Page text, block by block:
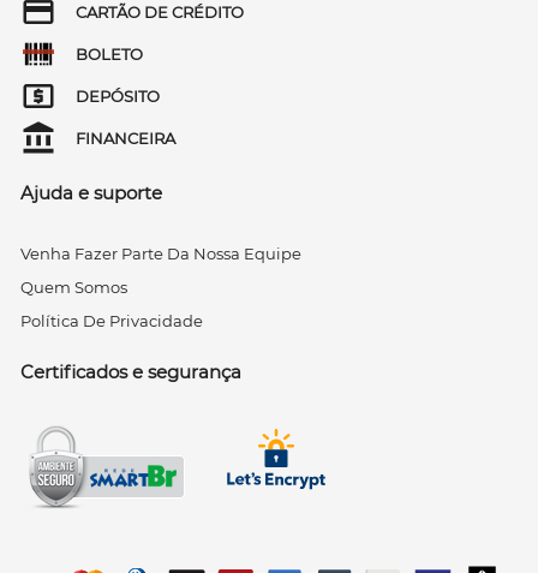
CARTÃO DE CRÉDITO
BOLETO
DEPÓSITO
FINANCEIRA
Ajuda e suporte
Venha Fazer Parte Da Nossa Equipe
Quem Somos
Política De Privacidade
Certificados e segurança